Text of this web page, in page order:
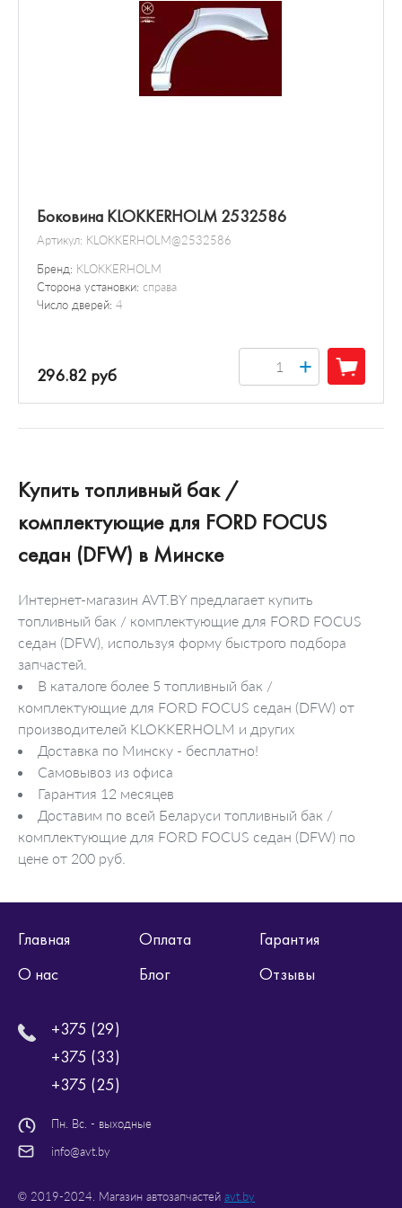
Боковина KLOKKERHOLM 2532586
Артикул: KLOKKERHOLM@2532586
Бренд: KLOKKERHOLM
Сторона установки: справа
Число дверей: 4
296.82 руб +
Купить топливный бак /
комплектующие для FORD FOCUS
седан (DFW) в Минске
Интернет-магазин AVT.BY предлагает купить
топливный бак / комплектующие для FORD FOCUS
седан (DFW), используя форму быстрого подбора
запчастей.
В каталоге более 5 топливный бак /
комплектующие для FORD FOCUS седан (DFW) от
производителей KLOKKERHOLM и других
Доставка по Минску - бесплатно!
Самовывоз из офиса
Гарантия 12 месяцев
Доставим по всей Беларуси топливный бак /
комплектующие для FORD FOCUS седан (DFW) по
цене от 200 руб.
Главная Оплата
Гарантия
О нас
Блог Отзывы
+375 (29)
+375 (33)
+375 (25)
Пн. Вс. - выходные
info@avt.by
© 2019-2024. Магазин автозапчастей avt.by